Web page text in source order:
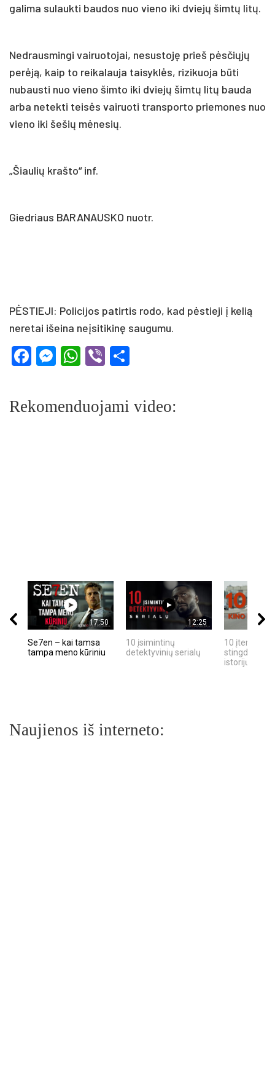
galima sulaukti baudos nuo vieno iki dviejų šimtų litų.
Nedrausmingi vairuotojai, nesustoję prieš pėsčiųjų
perėją, kaip to reikalauja taisyklės, rizikuoja būti
nubausti nuo vieno šimto iki dviejų šimtų litų bauda
arba netekti teisės vairuoti transporto priemones nuo
vieno iki šešių mėnesių.
„Šiaulių krašto“ inf.
Giedriaus BARANAUSKO nuotr.
PĖSTIEJI: Policijos patirtis rodo, kad pėstieji į kelią
neretai išeina neįsitikinę saugumu.
Facebook
Messenger
WhatsApp
Viber
Rekomenduojami video:
17:50
Se7en – kai tamsa
tampa meno kūriniu
12:25
10 įsimintinų
detektyvinių serialų
10 įtemptų,
stingdančių
istorijų
Naujienos iš interneto: